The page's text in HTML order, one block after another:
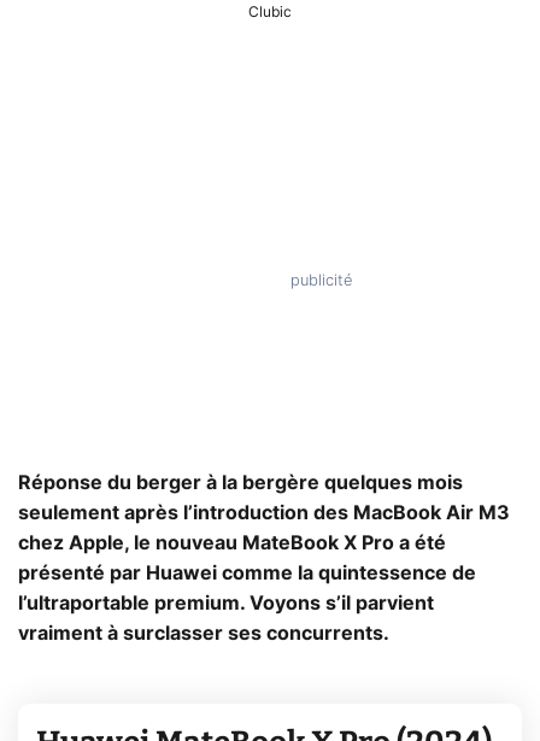
Clubic
Réponse du berger à la bergère quelques mois
seulement après l’introduction des MacBook Air M3
chez Apple, le nouveau MateBook X Pro a été
présenté par Huawei comme la quintessence de
l’ultraportable premium. Voyons s’il parvient
vraiment à surclasser ses concurrents.